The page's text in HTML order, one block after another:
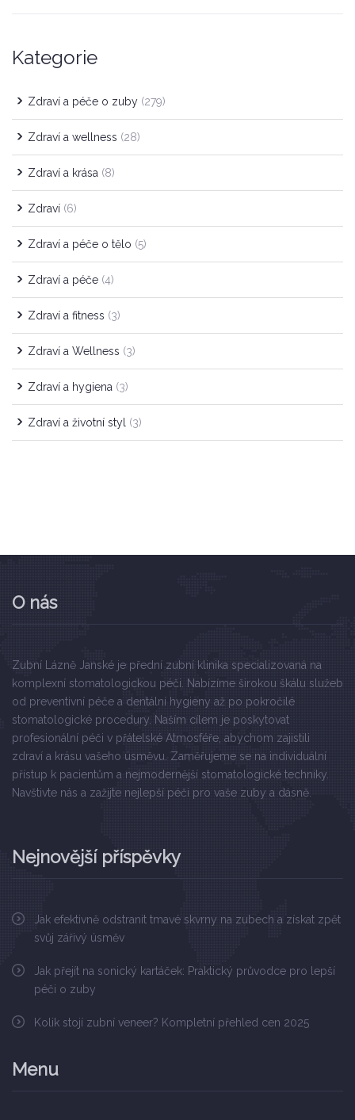
Kategorie
Zdraví a péče o zuby (279)
Zdraví a wellness (28)
Zdraví a krása (8)
Zdraví (6)
Zdraví a péče o tělo (5)
Zdraví a péče (4)
Zdraví a fitness (3)
Zdraví a Wellness (3)
Zdraví a hygiena (3)
Zdraví a životní styl (3)
O nás
Zubní Lázně Janské je přední zubní klinika specializovaná na
komplexní stomatologickou péči. Nabízíme širokou škálu služeb
od preventivní péče a dentální hygieny až po pokročilé
stomatologické procedury. Naším cílem je poskytovat
profesionální péči v přátelské Atmosféře, abychom zajistili
zdraví a krásu vašeho úsměvu. Zaměřujeme se na individuální
přístup k pacientům a nejmodernější stomatologické techniky.
Navštivte nás a zažijte nejlepší péči pro vaše zuby a dásně.
Nejnovější příspěvky
Jak efektivně odstranit tmavé skvrny na zubech a získat zpět
svůj zářivý úsměv
Jak přejít na sonický kartáček: Praktický průvodce pro lepší
péči o zuby
Kolik stojí zubní veneer? Kompletní přehled cen 2025
Menu